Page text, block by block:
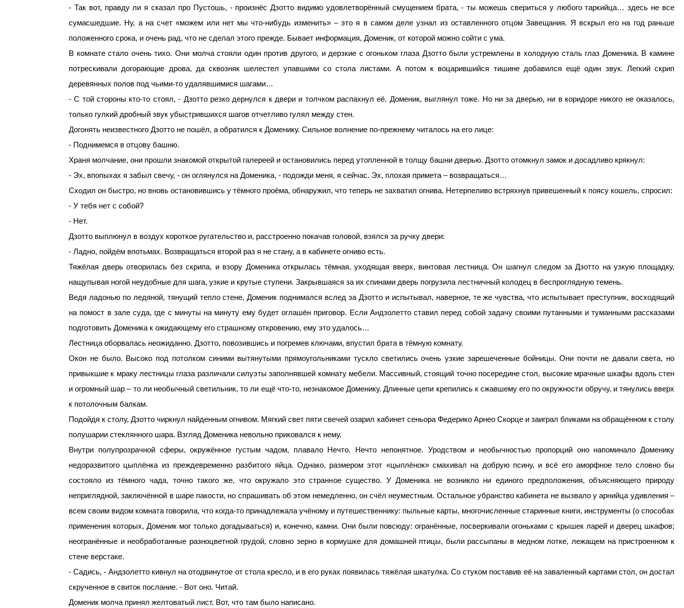
- Так вот, правду ли я сказал про Пустошь, - произнёс Дзотто видимо удовлетворённый смущением брата, - ты можешь свериться у любого таркийца… здесь не все
сумасшедшие. Ну, а на счет «можем или нет мы что-нибудь изменить» – это я в самом деле узнал из оставленного отцом Завещания. Я вскрыл его на год раньше
положенного срока, и очень рад, что не сделал этого прежде. Бывает информация, Доменик, от которой можно сойти с ума.
В комнате стало очень тихо. Они молча стояли один против другого, и дерзкие с огоньком глаза Дзотто были устремлены в холодную сталь глаз Доменика. В камине
потрескивали догорающие дрова, да сквозняк шелестел упавшими со стола листами. А потом к воцарившийся тишине добавился ещё один звук. Легкий скрип
деревянных полов под чьими-то удалявшимися шагами…
- С той стороны кто-то стоял, - Дзотто резко дернулся к двери и толчком распахнул её. Доменик, выглянул тоже. Но ни за дверью, ни в коридоре никого не оказалось,
только гулкий дробный звук убыстрившихся шагов отчетливо гулял между стен.
Догонять неизвестного Дзотто не пошёл, а обратился к Доменику. Сильное волнение по-прежнему читалось на его лице:
- Поднимемся в отцову башню.
Храня молчание, они прошли знакомой открытой галереей и остановились перед утопленной в толщу башни дверью. Дзотто отомкнул замок и досадливо крякнул:
- Эх, впопыхах я забыл свечу, - он оглянулся на Доменика, - подожди меня, я сейчас. Эх, плохая примета – возвращаться…
Сходил он быстро, но вновь остановившись у тёмного проёма, обнаружил, что теперь не захватил огнива. Нетерпеливо встряхнув привешенный к поясу кошель, спросил:
- У тебя нет с собой?
- Нет.
Дзотто выплюнул в воздух короткое ругательство и, расстроенно покачав головой, взялся за ручку двери:
- Ладно, пойдём впотьмах. Возвращаться второй раз я не стану, а в кабинете огниво есть.
Тяжёлая дверь отворилась без скрипа, и взору Доменика открылась тёмная, уходящая вверх, винтовая лестница. Он шагнул следом за Дзотто на узкую площадку,
нащупывая ногой неудобные для шага, узкие и крутые ступени. Закрывшаяся за их спинами дверь погрузила лестничный колодец в беспроглядную темень.
Ведя ладонью по ледяной, тянущий тепло стене, Доменик поднимался вслед за Дзотто и испытывал, наверное, те же чувства, что испытывает преступник, восходящий
на помост в зале суда, где с минуты на минуту ему будет оглашён приговор. Если Андзолетто ставил перед собой задачу своими путанными и туманными рассказами
подготовить Доменика к ожидающему его страшному откровению, ему это удалось…
Лестница оборвалась неожиданно. Дзотто, повозившись и погремев ключами, впустил брата в тёмную комнату.
Окон не было. Высоко под потолком синими вытянутыми прямоугольниками тускло светились очень узкие зарешеченные бойницы. Они почти не давали света, но
привыкшие к мраку лестницы глаза различали силуэты заполнявшей комнату мебели. Массивный, стоящий точно посередине стол, высокие мрачные шкафы вдоль стен
и огромный шар – то ли необычный светильник, то ли ещё что-то, незнакомое Доменику. Длинные цепи крепились к сжавшему его по окружности обручу, и тянулись вверх
к потолочным балкам.
Подойдя к столу, Дзотто чиркнул найденным огнивом. Мягкий свет пяти свечей озарил кабинет сеньора Федерико Арнео Скорце и заиграл бликами на обращённом к столу
полушарии стеклянного шара. Взгляд Доменика невольно приковался к нему.
Внутри полупрозрачной сферы, окружённое густым чадом, плавало Нечто. Нечто непонятное. Уродством и необычностью пропорций оно напоминало Доменику
недоразвитого цыплёнка из преждевременно разбитого яйца. Однако, размером этот «цыплёнок» смахивал на добрую псину, и всё его аморфное тело словно бы
состояло из тёмного чада, точно такого же, что окружало это странное существо. У Доменика не возникло ни единого предположения, объясняющего природу
неприглядной, заключённой в шаре пакости, но спрашивать об этом немедленно, он счёл неуместным. Остальное убранство кабинета не вызвало у арнийца удивления –
всем своим видом комната говорила, что когда-то принадлежала учёному и путешественнику: пыльные карты, многочисленные старинные книги, инструменты (о способах
применения которых, Доменик мог только догадываться) и, конечно, камни. Они были повсюду: огранённые, посверкивали огоньками с крышек ларей и дверец шкафов;
неогранённые и необработанные разноцветной грудой, словно зерно в кормушке для домашней птицы, были рассыпаны в медном лотке, лежащем на пристроенном к
стене верстаке.
- Садись, - Андзолетто кивнул на отодвинутое от стола кресло, и в его руках появилась тяжёлая шкатулка. Со стуком поставив её на заваленный картами стол, он достал
скрученное в свиток послание. - Вот оно. Читай.
Доменик молча принял желтоватый лист. Вот, что там было написано.